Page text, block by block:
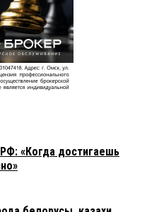
«Когда достигаешь